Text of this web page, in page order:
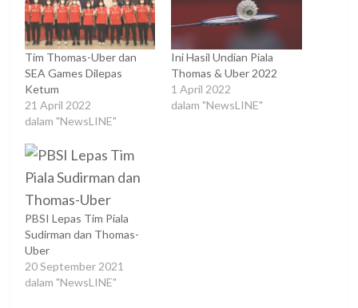
Tim Thomas-Uber dan
SEA Games Dilepas
Ketum
21 April 2022
dalam "NewsLINE"
Ini Hasil Undian Piala
Thomas & Uber 2022
1 April 2022
dalam "NewsLINE"
PBSI Lepas Tim Piala
Sudirman dan Thomas-
Uber
20 September 2021
dalam "NewsLINE"